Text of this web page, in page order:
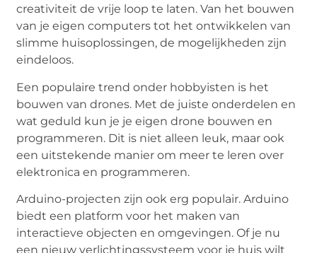
creativiteit de vrije loop te laten. Van het bouwen
van je eigen computers tot het ontwikkelen van
slimme huisoplossingen, de mogelijkheden zijn
eindeloos.
Een populaire trend onder hobbyisten is het
bouwen van drones. Met de juiste onderdelen en
wat geduld kun je je eigen drone bouwen en
programmeren. Dit is niet alleen leuk, maar ook
een uitstekende manier om meer te leren over
elektronica en programmeren.
Arduino-projecten zijn ook erg populair. Arduino
biedt een platform voor het maken van
interactieve objecten en omgevingen. Of je nu
een nieuw verlichtingssysteem voor je huis wilt